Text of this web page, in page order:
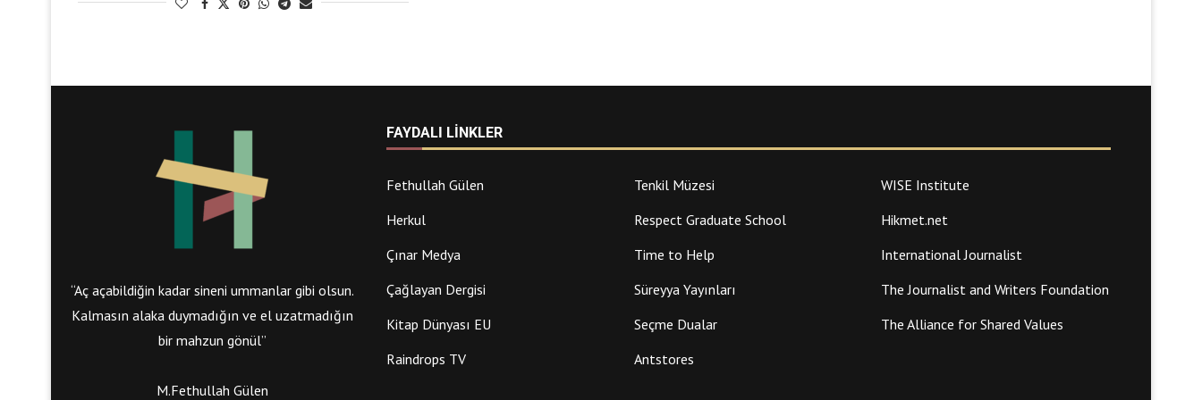
“Aç açabildiğin kadar sineni ummanlar gibi olsun.
Kalmasın alaka duymadığın ve el uzatmadığın
bir mahzun gönül”
M.Fethullah Gülen
FAYDALI LINKLER
Fethullah Gülen Tenkil Müzesi
WISE Institute
Herkul
Respect Graduate School
Hikmet.net
Çınar Medya
Time to Help
International Journalist
Çağlayan Dergisi
Süreyya Yayınları
The Journalist and Writers Foundation
Kitap Dünyası EU
Seçme Dualar
The Alliance for Shared Values
Raindrops TV
Antstores